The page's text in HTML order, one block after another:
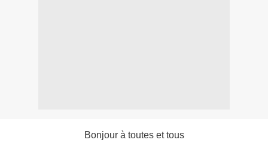
Bonjour à toutes et tous